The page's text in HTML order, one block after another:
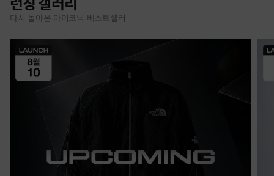
런칭 갤러리
다시 돌아온 아이코닉 베스트셀러